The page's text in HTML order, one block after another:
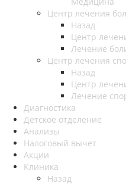
Центр лечения
Назад
Центр
Лечение
Центр лечения
Назад
Центр
Лечение
Диагностика
Детское отделение
Анализы
Налоговый вычет
Акции
Клиника
Назад